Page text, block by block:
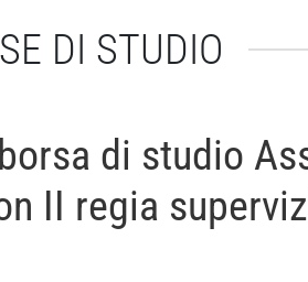
DI STUDIO
borsa di studio
II regia